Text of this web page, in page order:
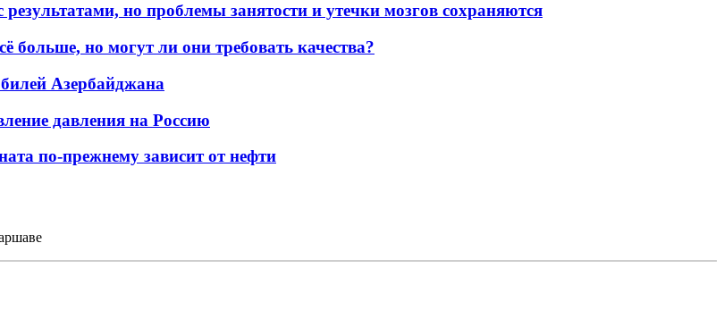
но проблемы занятости и утечки мозгов сохраняются
но могут ли они требовать качества?
Азербайджана
давления на Россию
по-прежнему зависит от нефти